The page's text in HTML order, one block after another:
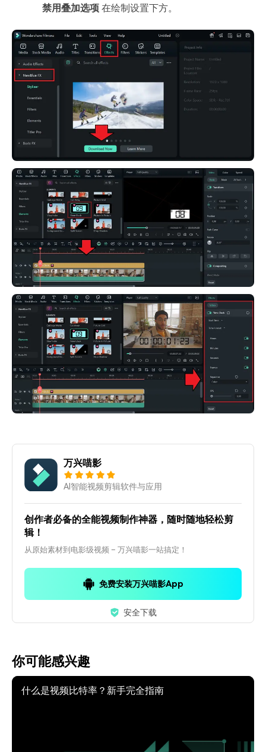
禁用叠加选项 在绘制设置下方。
万兴喵影
AI智能视频剪辑软件与应用
创作者必备的全能视频制作神器，随时随地轻松剪
辑！
从原始素材到电影级视频 – 万兴喵影一站搞定！
免费安装万兴喵影App
安全下载
你可能感兴趣
什么是视频比特率？新手完全指南